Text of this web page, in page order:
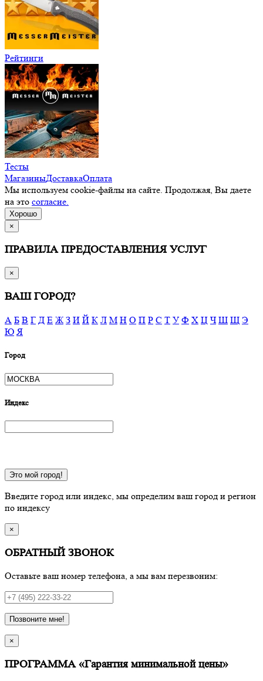
Рейтинги
Тесты
МагазиныДоставкаОплата
Мы используем cookie-файлы на сайте. Продолжая, Вы даете
на это согласие.
Хорошо
×
ПРАВИЛА ПРЕДОСТАВЛЕНИЯ УСЛУГ
×
ВАШ ГОРОД?
А Б В Г Д Е Ж З И Й К Л М Н О П Р С Т У Ф Х Ц Ч Ш Щ Э
Ю Я
Город
Индекс
Это мой город!
Введите город или индекс, мы определим ваш город и регион
по индексу
×
ОБРАТНЫЙ ЗВОНОК
Оставьте ваш номер телефона, а мы вам перезвоним:
Позвоните мне!
×
ПРОГРАММА «Гарантия минимальной цены»